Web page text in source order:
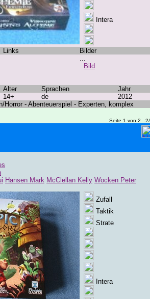
Intera
Links
Bilder
...
Bild
Alter Sprachen
Jahr
14+ de
2012
Horror - Abenteuerspiel - Experten, komplex
Seite 1 von 2
Hansen Mark McClellan Kelly Wocken Peter
Zufall
Taktik
Strate
Intera